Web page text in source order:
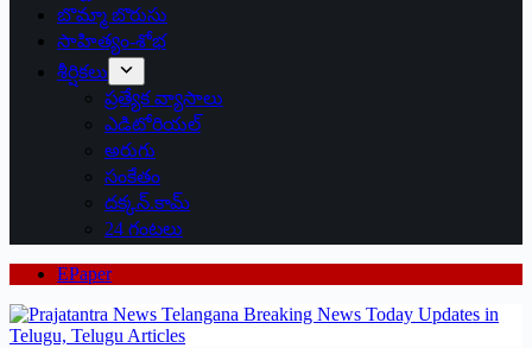
బొమ్మా బొరుసు
సాహిత్యం-శోభ
శీర్షికలు
ప్రత్యేక వ్యాసాలు
ఎడిటోరియల్
అరుగు
సంకేతం
దక్కన్.కామ్
24 గంటలు
EPaper